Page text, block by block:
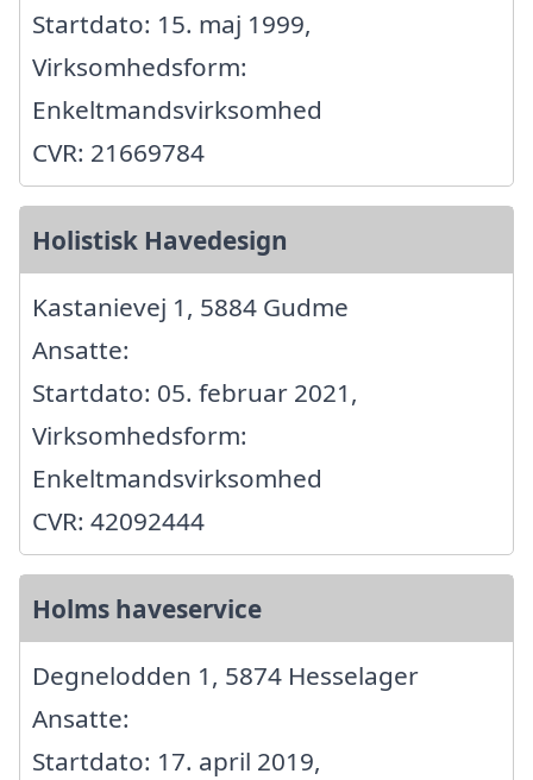
Startdato: 15. maj 1999,
Virksomhedsform:
Enkeltmandsvirksomhed
CVR: 21669784
Holistisk Havedesign
Kastanievej 1, 5884 Gudme
Ansatte:
Startdato: 05. februar 2021,
Virksomhedsform:
Enkeltmandsvirksomhed
CVR: 42092444
Holms haveservice
Degnelodden 1, 5874 Hesselager
Ansatte:
Startdato: 17. april 2019,